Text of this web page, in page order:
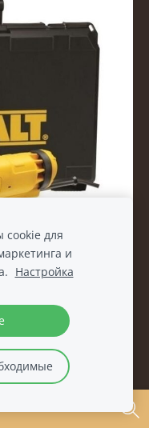
QS
для
и
Настройка